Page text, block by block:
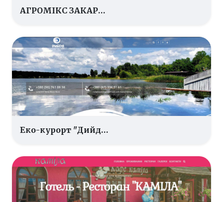
АГРОМІКС ЗАКАРПАТТЯ
Еко-курорт "Дийда"